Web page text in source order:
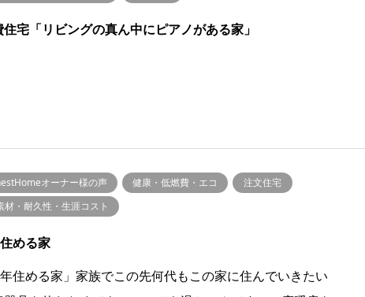
宅「リビングの真ん中にピアノがある家」
オーナー様の声 健康・低燃費・エコ
注文住宅
材・耐久性・生涯コスト
める家
年住める家」家族でこの先何代もこの家に住んでいきたい